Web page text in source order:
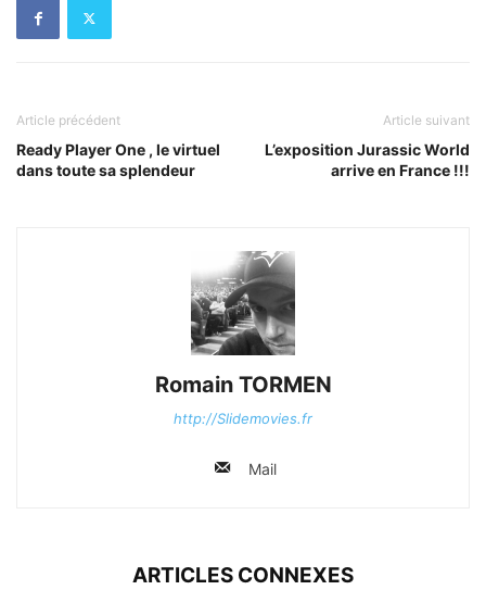
Article précédent
Ready Player One , le virtuel
dans toute sa splendeur
Article suivant
L’exposition Jurassic World
arrive en France !!!
Romain TORMEN
http://Slidemovies.fr
Mail
ARTICLES CONNEXES